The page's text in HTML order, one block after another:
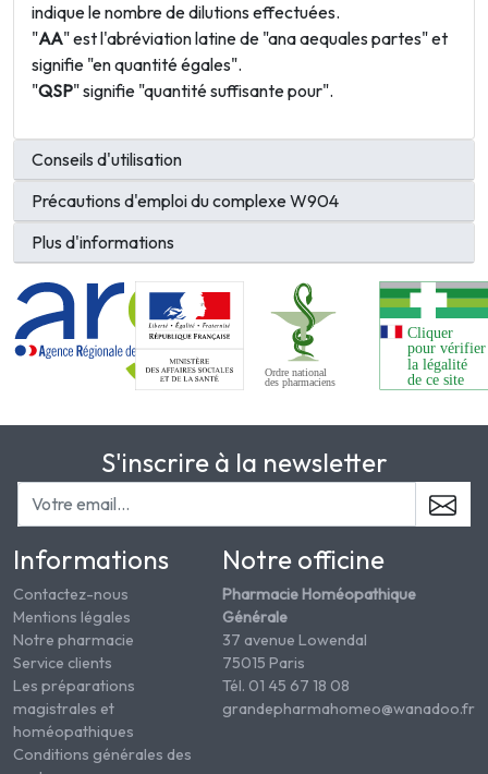
indique le nombre de dilutions effectuées.
"AA" est l'abréviation latine de "ana aequales partes" et
signifie "en quantité égales".
"QSP" signifie "quantité suffisante pour".
Conseils d'utilisation
Précautions d'emploi du complexe W904
Plus d'informations
S'inscrire à la newsletter
Informations
Contactez-nous
Mentions légales
Notre pharmacie
Service clients
Les préparations
magistrales et
homéopathiques
Conditions générales des
Notre officine
Pharmacie Homéopathique
Générale
37 avenue Lowendal
75015 Paris
Tél. 01 45 67 18 08
grandepharmahomeo@wanadoo.fr